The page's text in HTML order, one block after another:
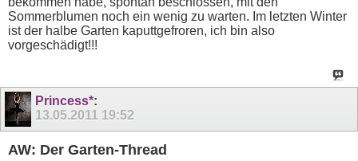
Sommerblumen noch ein wenig zu warten. Im letzten Winter
ist der halbe Garten kaputtgefroren, ich bin also
vorgeschädigt!!!
Princess*:
13.05.2011 19:52
AW: Der Garten-Thread